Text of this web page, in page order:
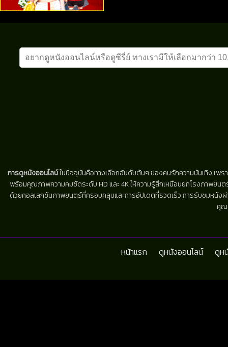
การดูหนังออนไลน์ในปัจจุบันคือทางเลือกอันดับต้นๆ ของคนรักความบันเทิง เพร
พร้อมคุณภาพความคมชัดระดับ HD และ 4K ให้ความรู้สึกเหมือนยกโรงภาพยน
ด้วยคอลเลกชันภาพยนตร์ที่ครอบคลุมและการอัปเดตที่รวดเร็ว การรับชมหนัง
คุณ
หน้าแรก ดูหนังออนไลน์ ดูห